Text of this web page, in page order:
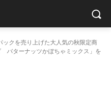
ックを売り上げた大人気の秋限定商
バターナッツかぼちゃミックス」を